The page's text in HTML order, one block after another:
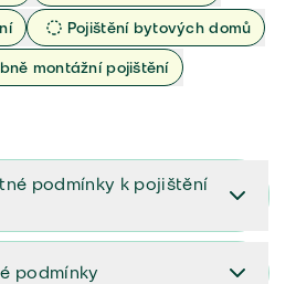
Pojištění bytových domů
montážní pojištění
podmínky k pojištění
podmínky a vše důležité ke
podmínky